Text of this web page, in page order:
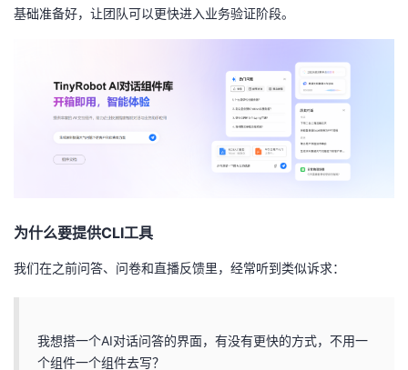
基础准备好，让团队可以更快进入业务验证阶段。
为什么要提供CLI工具
我们在之前问答、问卷和直播反馈里，经常听到类似诉求：
我想搭一个AI对话问答的界面，有没有更快的方式，不用一
个组件一个组件去写？